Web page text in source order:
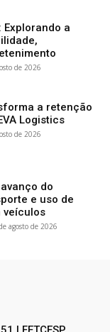
Explorando a
de 2026
a retenção
Logistics
de 2026
do
e uso de
veículos
agosto de 2026